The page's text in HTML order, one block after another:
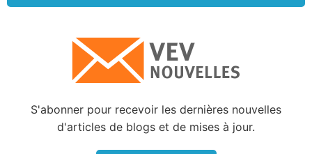
ferez. Il s’agit du dessein magistral de votre vie et de
joie, pour l’éternité.
Il importe à tout prix de réagir positivement aux
contenter de croire en Christ en tant que Messie
sans chercher à vivre en fonction des lois divines.
S'abonner pour recevoir les dernières nouvelles
d'articles de blogs et de mises à jour.